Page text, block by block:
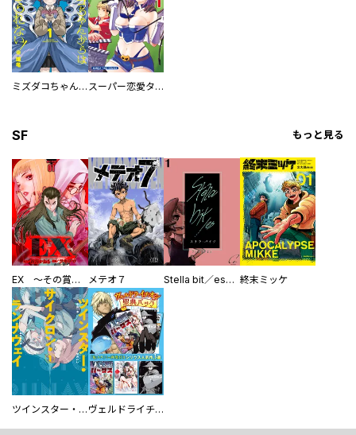
ミズダコちゃんからは逃げられない！ スーパー恋愛タイム！～現場でドＳな彼女は自宅でデレる～
SF もっと見る
EX ～その賞金稼ぎは、世界の出口を探す～【単行本版】 メテオ７ Stella bit／es【単話版】 終末ミッケ
ツインスター・サイクロン・ランナウェイ ヴェルドライチオシ聖典パック 『転スラ』ミニ画集付き シリウス人気作３選